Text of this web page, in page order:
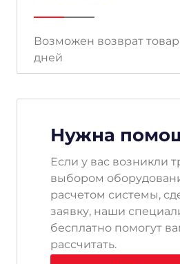
Возможен возврат
дней
Нужна
Если у вас возникли
выбором
расчетом системы,
заявку, наши
бесплатно помогут
рассчитать.